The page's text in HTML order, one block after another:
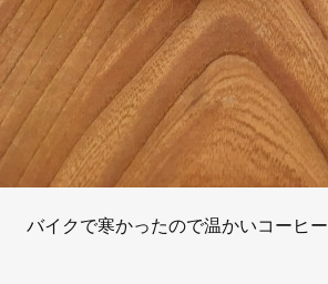
バイクで寒かったので温かいコーヒ